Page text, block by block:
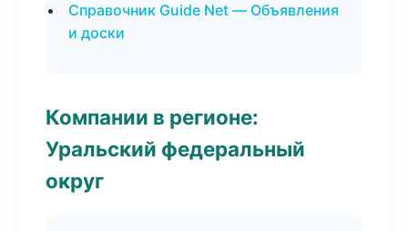
Справочник Guide Net — Объявления
и доски
Компании в регионе:
Уральский федеральный
округ